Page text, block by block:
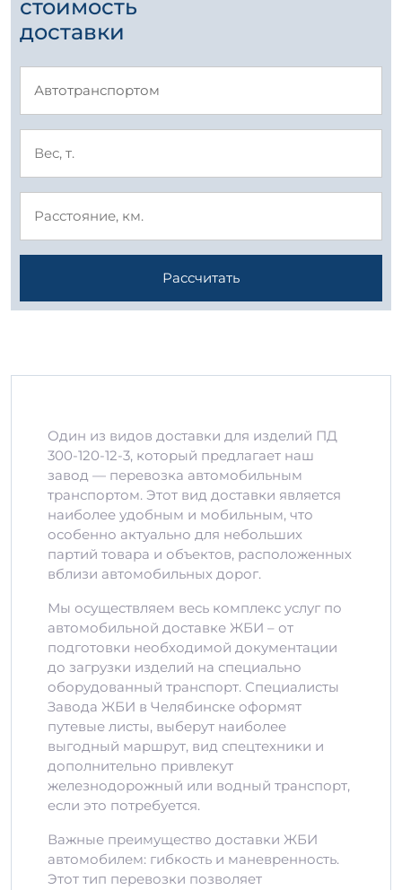
стоимость
доставки
Рассчитать
Один из видов доставки для изделий ПД
300-120-12-3, который предлагает наш
завод — перевозка автомобильным
транспортом. Этот вид доставки является
наиболее удобным и мобильным, что
особенно актуально для небольших
партий товара и объектов, расположенных
вблизи автомобильных дорог.
Мы осуществляем весь комплекс услуг по
автомобильной доставке ЖБИ – от
подготовки необходимой документации
до загрузки изделий на специально
оборудованный транспорт. Специалисты
Завода ЖБИ в Челябинске оформят
путевые листы, выберут наиболее
выгодный маршрут, вид спецтехники и
дополнительно привлекут
железнодорожный или водный транспорт,
если это потребуется.
Важные преимущество доставки ЖБИ
автомобилем: гибкость и маневренность.
Этот тип перевозки позволяет